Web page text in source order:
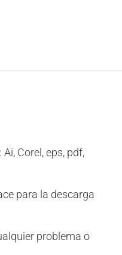
Corel, eps, pdf,
para la descarga
problema o